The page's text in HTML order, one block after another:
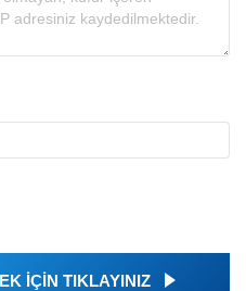
İÇİN TIKLAYINIZ